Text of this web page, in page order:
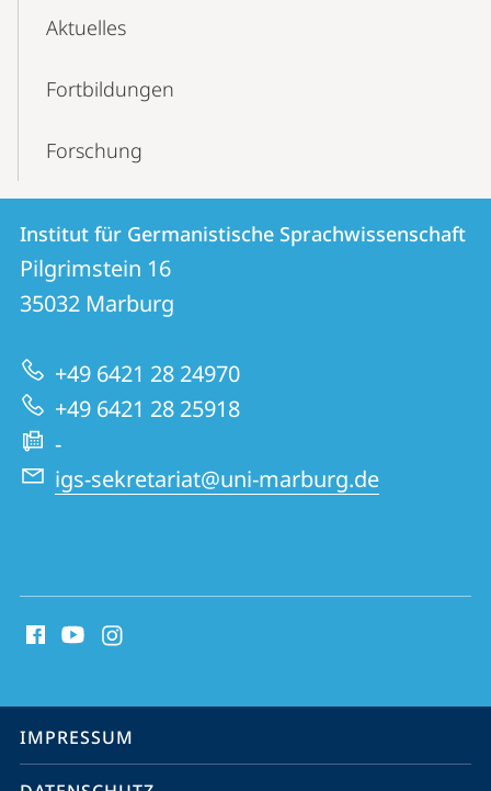
Aktuelles
Fortbildungen
Forschung
Kontakt
und
Informationen
zur
Website
Kontaktinformationen
Institut
für
Germanistische
Sprachwissenschaft
Institut für Germanistische Sprachwissenschaft
Pilgrimstein 16
35032 Marburg
+49 6421 28 24970
+49 6421 28 25918
-
igs-sekretariat@uni-marburg.de
Media
Service-
Navigation
IMPRESSUM